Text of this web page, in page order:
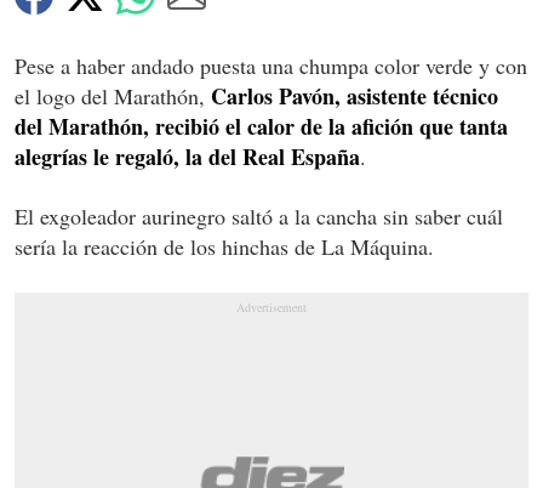
Pese a haber andado puesta una chumpa color verde y con
el logo del Marathón, Carlos Pavón, asistente técnico
del Marathón, recibió el calor de la afición que tanta
alegrías le regaló, la del Real España.
El exgoleador aurinegro saltó a la cancha sin saber cuál
sería la reacción de los hinchas de La Máquina.